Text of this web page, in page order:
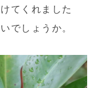
てくれました
でしょうか。